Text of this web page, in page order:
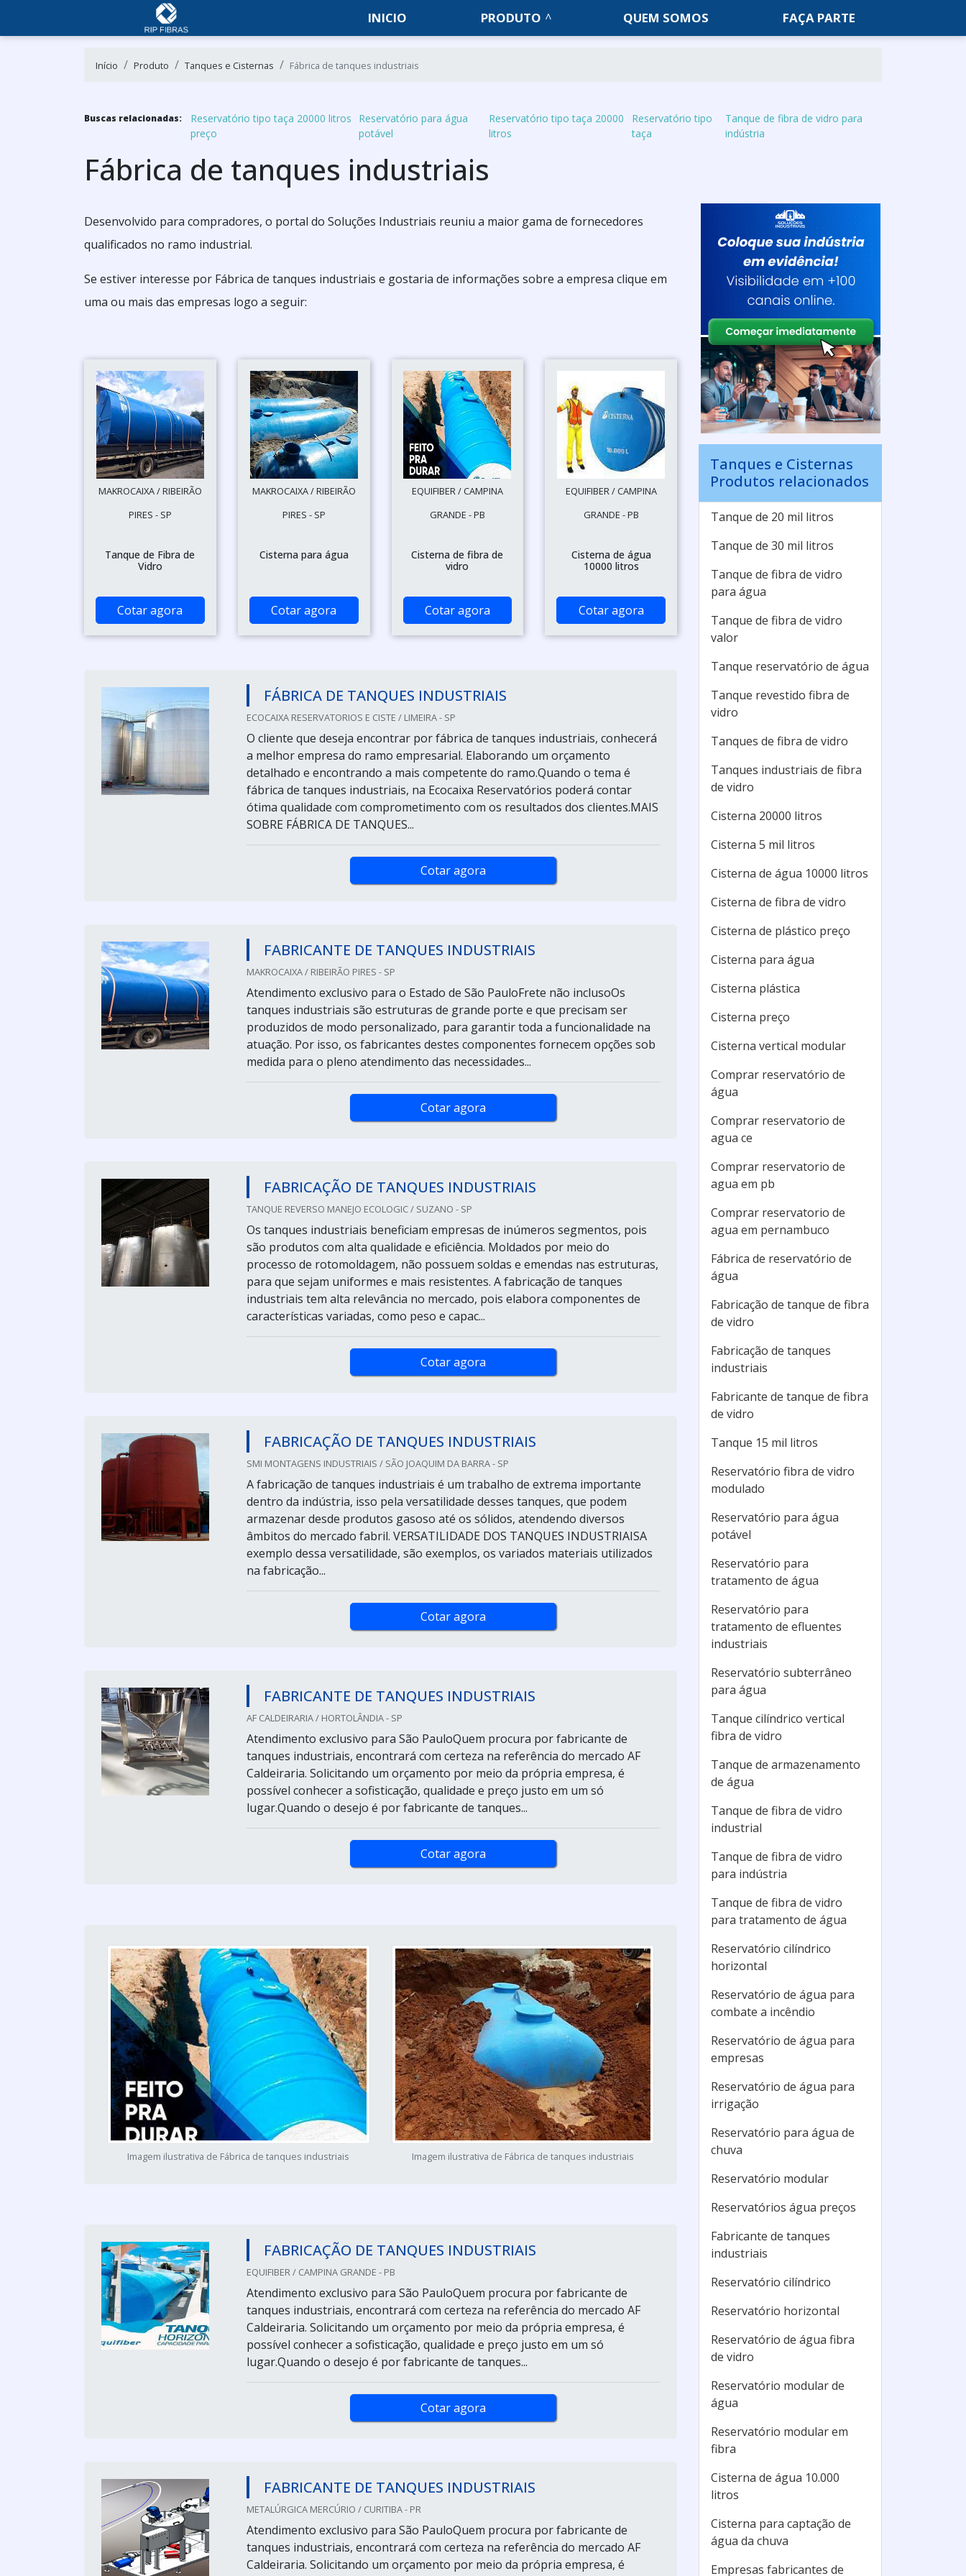
INICIO PRODUTO QUEM SOMOS FAÇA PARTE
Início Produto Tanques e Cisternas Fábrica de tanques industriais
Buscas relacionadas:
Reservatório tipo taça 20000 litros
preço
Reservatório para água
potável
Reservatório tipo taça 20000
litros
Reservatório tipo
taça
Tanque de fibra de vidro para
indústria
Fábrica de tanques industriais
Desenvolvido para compradores, o portal do Soluções Industriais reuniu a maior gama de fornecedores
qualificados no ramo industrial.
Se estiver interesse por Fábrica de tanques industriais e gostaria de informações sobre a empresa clique em
uma ou mais das empresas logo a seguir:
MAKROCAIXA / RIBEIRÃO
PIRES - SP
Tanque de Fibra de
Vidro
Cotar agora
MAKROCAIXA / RIBEIRÃO
PIRES - SP
Cisterna para água
Cotar agora
EQUIFIBER / CAMPINA
GRANDE - PB
Cisterna de fibra de
vidro
Cotar agora
EQUIFIBER / CAMPINA
GRANDE - PB
Cisterna de água
10000 litros
Cotar agora
FÁBRICA DE TANQUES INDUSTRIAIS
ECOCAIXA RESERVATORIOS E CISTE / LIMEIRA - SP
O cliente que deseja encontrar por fábrica de tanques industriais, conhecerá
a melhor empresa do ramo empresarial. Elaborando um orçamento
detalhado e encontrando a mais competente do ramo.Quando o tema é
fábrica de tanques industriais, na Ecocaixa Reservatórios poderá contar
ótima qualidade com comprometimento com os resultados dos clientes.MAIS
SOBRE FÁBRICA DE TANQUES...
Cotar agora
FABRICANTE DE TANQUES INDUSTRIAIS
MAKROCAIXA / RIBEIRÃO PIRES - SP
Atendimento exclusivo para o Estado de São PauloFrete não inclusoOs
tanques industriais são estruturas de grande porte e que precisam ser
produzidos de modo personalizado, para garantir toda a funcionalidade na
atuação. Por isso, os fabricantes destes componentes fornecem opções sob
medida para o pleno atendimento das necessidades...
Cotar agora
FABRICAÇÃO DE TANQUES INDUSTRIAIS
TANQUE REVERSO MANEJO ECOLOGIC / SUZANO - SP
Os tanques industriais beneficiam empresas de inúmeros segmentos, pois
são produtos com alta qualidade e eficiência. Moldados por meio do
processo de rotomoldagem, não possuem soldas e emendas nas estruturas,
para que sejam uniformes e mais resistentes. A fabricação de tanques
industriais tem alta relevância no mercado, pois elabora componentes de
características variadas, como peso e capac...
Cotar agora
FABRICAÇÃO DE TANQUES INDUSTRIAIS
SMI MONTAGENS INDUSTRIAIS / SÃO JOAQUIM DA BARRA - SP
A fabricação de tanques industriais é um trabalho de extrema importante
dentro da indústria, isso pela versatilidade desses tanques, que podem
armazenar desde produtos gasoso até os sólidos, atendendo diversos
âmbitos do mercado fabril. VERSATILIDADE DOS TANQUES INDUSTRIAISA
exemplo dessa versatilidade, são exemplos, os variados materiais utilizados
na fabricação...
Cotar agora
FABRICANTE DE TANQUES INDUSTRIAIS
AF CALDEIRARIA / HORTOLÂNDIA - SP
Atendimento exclusivo para São PauloQuem procura por fabricante de
tanques industriais, encontrará com certeza na referência do mercado AF
Caldeiraria. Solicitando um orçamento por meio da própria empresa, é
possível conhecer a sofisticação, qualidade e preço justo em um só
lugar.Quando o desejo é por fabricante de tanques...
Cotar agora
Imagem ilustrativa de Fábrica de tanques industriais Imagem ilustrativa de Fábrica de tanques industriais
FABRICAÇÃO DE TANQUES INDUSTRIAIS
EQUIFIBER / CAMPINA GRANDE - PB
Atendimento exclusivo para São PauloQuem procura por fabricante de
tanques industriais, encontrará com certeza na referência do mercado AF
Caldeiraria. Solicitando um orçamento por meio da própria empresa, é
possível conhecer a sofisticação, qualidade e preço justo em um só
lugar.Quando o desejo é por fabricante de tanques...
Cotar agora
FABRICANTE DE TANQUES INDUSTRIAIS
METALÚRGICA MERCÚRIO / CURITIBA - PR
Atendimento exclusivo para São PauloQuem procura por fabricante de
tanques industriais, encontrará com certeza na referência do mercado AF
Caldeiraria. Solicitando um orçamento por meio da própria empresa, é
Tanques e Cisternas
Produtos relacionados
Tanque de 20 mil litros
Tanque de 30 mil litros
Tanque de fibra de vidro
para água
Tanque de fibra de vidro
valor
Tanque reservatório de água
Tanque revestido fibra de
vidro
Tanques de fibra de vidro
Tanques industriais de fibra
de vidro
Cisterna 20000 litros
Cisterna 5 mil litros
Cisterna de água 10000 litros
Cisterna de fibra de vidro
Cisterna de plástico preço
Cisterna para água
Cisterna plástica
Cisterna preço
Cisterna vertical modular
Comprar reservatório de
água
Comprar reservatorio de
agua ce
Comprar reservatorio de
agua em pb
Comprar reservatorio de
agua em pernambuco
Fábrica de reservatório de
água
Fabricação de tanque de fibra
de vidro
Fabricação de tanques
industriais
Fabricante de tanque de fibra
de vidro
Tanque 15 mil litros
Reservatório fibra de vidro
modulado
Reservatório para água
potável
Reservatório para
tratamento de água
Reservatório para
tratamento de efluentes
industriais
Reservatório subterrâneo
para água
Tanque cilíndrico vertical
fibra de vidro
Tanque de armazenamento
de água
Tanque de fibra de vidro
industrial
Tanque de fibra de vidro
para indústria
Tanque de fibra de vidro
para tratamento de água
Reservatório cilíndrico
horizontal
Reservatório de água para
combate a incêndio
Reservatório de água para
empresas
Reservatório de água para
irrigação
Reservatório para água de
chuva
Reservatório modular
Reservatórios água preços
Fabricante de tanques
industriais
Reservatório cilíndrico
Reservatório horizontal
Reservatório de água fibra
de vidro
Reservatório modular de
água
Reservatório modular em
fibra
Cisterna de água 10.000
litros
Cisterna para captação de
água da chuva
Empresas fabricantes de